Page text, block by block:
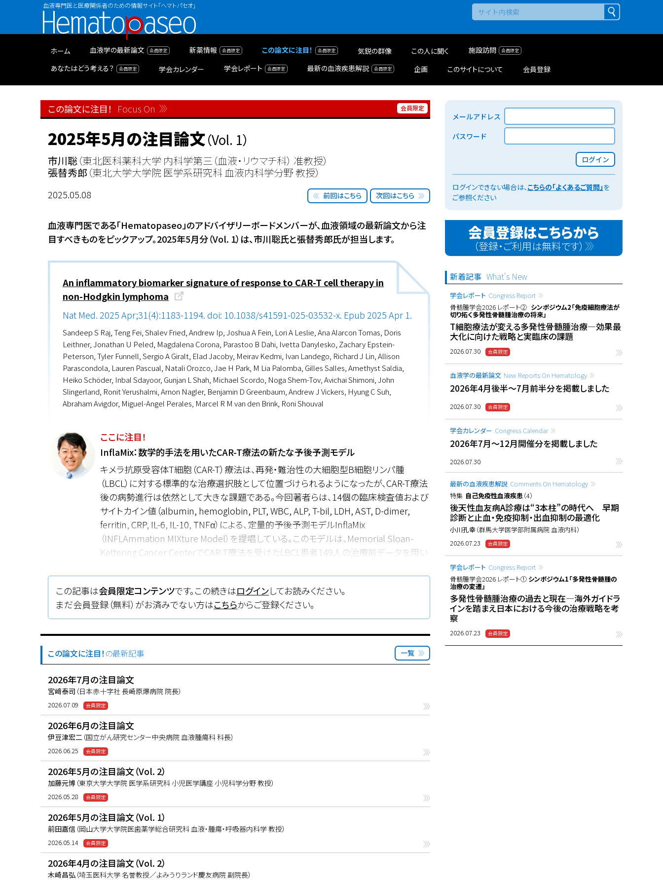
血液専門医と医療関係者のための情報サイト「ヘマトパセオ」
Hematopaseo
ホーム 血液学の最新論文 新薬情報 この論文に注目！ 気鋭の群像 この人に聞く
施設訪問
あなたはどう考える？
学会カレンダー 学会レポート 最新の血液疾患解説 企画 このサイトについて 会員登録
この論文に注目！ Focus On
2025年5月の注目論文（Vol. 1）
市川聡（東北医科薬科大学 内科学第三（血液・リウマチ科） 准教授）
張替秀郎 （東北大学大学院 医学系研究科 血液内科学分野 教授）
2025.05.08 次回はこちら
前回はこちら
血液専門医である「Hematopaseo」のアドバイザリーボードメンバーが、血液領域の最新論文から注
目すべきものをピックアップ。2025年5月分（Vol. 1）は、市川聡氏と張替秀郎氏が担当します。
An inflammatory biomarker signature of response to CAR-T cell therapy in
non-Hodgkin lymphoma
Nat Med. 2025 Apr;31(4):1183-1194. doi: 10.1038/s41591-025-03532-x. Epub 2025 Apr 1.
Sandeep S Raj, Teng Fei, Shalev Fried, Andrew Ip, Joshua A Fein, Lori A Leslie, Ana Alarcon Tomas, Doris
Leithner, Jonathan U Peled, Magdalena Corona, Parastoo B Dahi, Ivetta Danylesko, Zachary Epstein-
Peterson, Tyler Funnell, Sergio A Giralt, Elad Jacoby, Meirav Kedmi, Ivan Landego, Richard J Lin, Allison
Parascondola, Lauren Pascual, Natali Orozco, Jae H Park, M Lia Palomba, Gilles Salles, Amethyst Saldia,
Heiko Schöder, Inbal Sdayoor, Gunjan L Shah, Michael Scordo, Noga Shem-Tov, Avichai Shimoni, John
Slingerland, Ronit Yerushalmi, Arnon Nagler, Benjamin D Greenbaum, Andrew J Vickers, Hyung C Suh,
Abraham Avigdor, Miguel-Angel Perales, Marcel R M van den Brink, Roni Shouval
ここに注目！
InflaMix：数学的手法を用いたCAR-T療法の新たな予後予測モデル
キメラ抗原受容体T細胞（CAR-T）療法は、再発・難治性の大細胞型B細胞リンパ腫
（LBCL）に対する標準的な治療選択肢として位置づけられるようになったが、CAR-T療法
後の病勢進行は依然として大きな課題である。今回著者らは、14個の臨床検査値および
サイトカイン値（albumin, hemoglobin, PLT, WBC, ALP, T-bil, LDH, AST, D-dimer,
ferritin, CRP, IL-6, IL-10, TNFα）による、定量的予後予測モデルInflaMix
（INFLAmmation MIXture Model）を提唱している。このモデルは、Memorial Sloan-
Kettering Cancer CenterでCAR-T療法を受けたLBCL患者149人の治療前データを用い
用いて構築され、患者群を炎症マーカーやサイトカイン値が高い“inflammatory”群と、
そうではない“non-inflammatory”群の2つのクラスターに分類した。前者では後者と比
較して完全奏効率が有意に低く、生存期間も短縮していた。この傾向は、年齢やCAR-T製
剤の種類、腫瘍量などの既存の予後因子から独立して認められ、サイトカイン放出症候
群の発生率には差がなかった。別のLBCLコホートや、濾胞性リンパ腫・マントル細胞リン
パ腫のコホートでも、“inflammatory”群が一貫して再発・死亡の高リスク群であることも
確認された。実際の臨床現場では全てのデータが揃わないこともあるが、一部データが
欠損している場合や、albumin・hemoglobin・AST・ALP・CRP・LDHの6項目のみを使用
した場合でもInflaMixによる分類は精度が高く、予後との関連も保たれることが示され
た。さらに、異なる時点（細胞採取前、リンパ球除去療法前、CAR-T輸注前）でのInflaMixク
ラスターの変化が、予後の変化と関連することも示された。InflaMixは日常的な血液検査
データを用いてCAR-T療法後の予後を予測する、実用的で価値の高いツールとなり得る
と考えられる。
この記事は会員限定コンテンツです。この続きはログインしてお読みください。
まだ会員登録（無料）がお済みでない方はこちらからご登録ください。
この論文に注目！ の最新記事 一覧
2026年7月の注目論文
宮﨑泰司 （日本赤十字社 長崎原爆病院 院長）
2026.07.09
2026年6月の注目論文
伊豆津宏二 （国立がん研究センター中央病院 血液腫瘍科 科長）
2026.06.25
2026年5月の注目論文（Vol. 2）
加藤元博 （東京大学大学院 医学系研究科 小児医学講座 小児科学分野 教授）
2026.05.28
2026年5月の注目論文（Vol. 1）
前田嘉信 （岡山大学大学院医歯薬学総合研究科 血液・腫瘍・呼吸器内科学 教授）
2026.05.14
2026年4月の注目論文（Vol. 2）
木崎昌弘 （埼玉医科大学 名誉教授／よみうりランド慶友病院 副院長）
メールアドレス
パスワード
ログイン
ログインできない場合は、こちらの「よくあるご質問」を
ご参照ください
会員登録はこちらから
（登録・ご利用は無料です）
新着記事 What's New
学会レポート Congress Report
骨髄腫学会2026 レポート② シンポジウム2「免疫細胞療法が
切り拓く多発性骨髄腫治療の将来」
T細胞療法が変える多発性骨髄腫治療―効果最
大化に向けた戦略と実臨床の課題
2026.07.30
血液学の最新論文 New Reports On Hematology
2026年4月後半〜7月前半分を掲載しました
2026.07.30
学会カレンダー Congress Calendar
2026年7月〜12月開催分を掲載しました
2026.07.30
最新の血液疾患解説 Comments On Hematology
特集 自己免疫性血液疾患（4）
後天性血友病A診療は“3本柱”の時代へ 早期
診断と止血・免疫抑制・出血抑制の最適化
小川孔幸（群馬大学医学部附属病院 血液内科）
2026.07.23
学会レポート Congress Report
骨髄腫学会2026 レポート① シンポジウム1「多発性骨髄腫の
治療の変遷」
多発性骨髄腫治療の過去と現在―海外ガイドラ
インを踏まえ日本における今後の治療戦略を考
察
2026.07.23